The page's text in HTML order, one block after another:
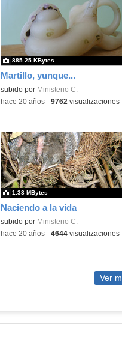
Martillo, yunque...
subido por Ministerio C.
885.25 KBytes
-hace 20 años- 9762 visualizaciones
Naciendo a la vida
subido por Ministerio C.
1.33 MBytes
-hace 20 años- 4644visualizaciones
Ver